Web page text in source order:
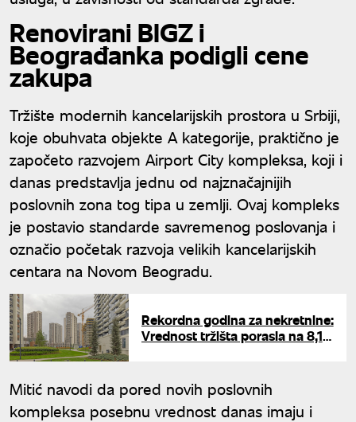
Renovirani BIGZ i
Beograđanka podigli cene
zakupa
Tržište modernih kancelarijskih prostora u Srbiji,
koje obuhvata objekte A kategorije, praktično je
započeto razvojem Airport City kompleksa, koji i
danas predstavlja jednu od najznačajnijih
poslovnih zona tog tipa u zemlji. Ovaj kompleks
je postavio standarde savremenog poslovanja i
označio početak razvoja velikih kancelarijskih
centara na Novom Beogradu.
Rekordna godina za nekretnine:
Vrednost tržišta porasla na 8,1
Mitić navodi da pored novih poslovnih
kompleksa posebnu vrednost danas imaju i